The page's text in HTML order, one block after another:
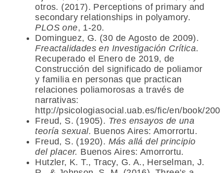
otros. (2017). Perceptions of primary and
secondary relationships in polyamory.
PLOS one, 1-20.
Dominguez, G. (30 de Agosto de 2009).
Freactalidades en Investigación Crítica.
Recuperado el Enero de 2019, de
Construcción del significado de poliamor
y familia en personas que practican
relaciones poliamorosas a través de
narrativas:
http://psicologiasocial.uab.es/fic/en/book/
Freud, S. (1905). Tres ensayos de una
teoría sexual. Buenos Aires: Amorrortu.
Freud, S. (1920). Más allá del principio
del placer. Buenos Aires: Amorrortu.
Hutzler, K. T., Tracy, G. A., Herselman, J.